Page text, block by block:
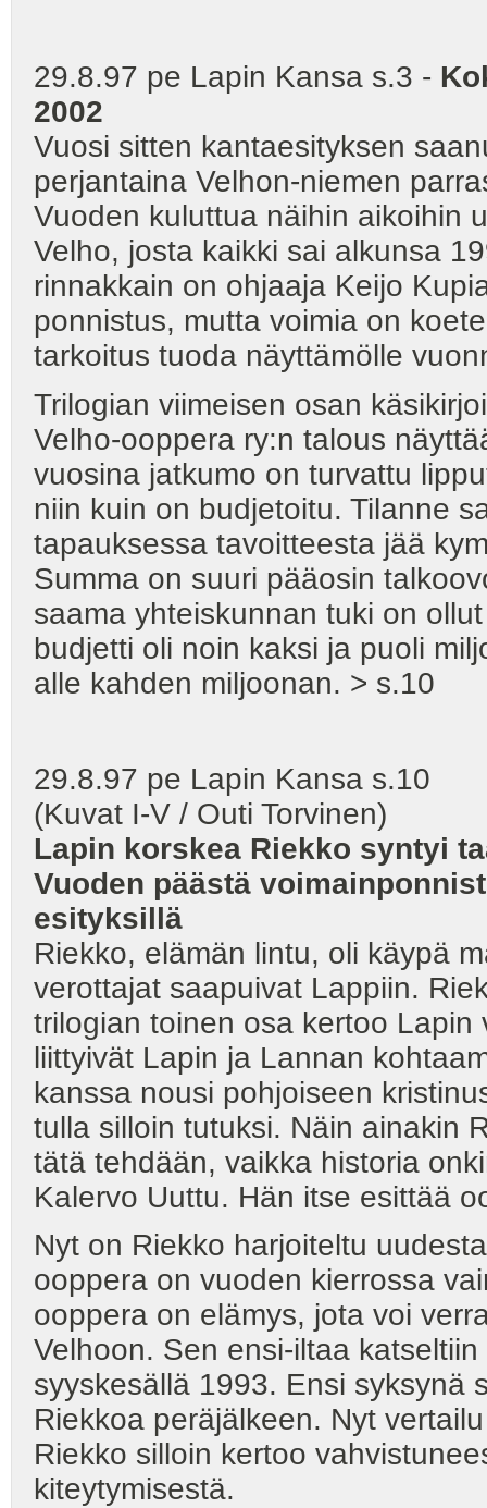
29.8.97 pe Lapin Kansa s.3 -
2002
Vuosi sitten kantaesityksen
perjantaina Velhon-niemen
Vuoden kuluttua näihin aikoihin
Velho, josta kaikki sai alkunsa
rinnakkain on ohjaaja Keijo
ponnistus, mutta voimia on
tarkoitus tuoda näyttämölle
Trilogian viimeisen osan
Velho-ooppera ry:n talous
vuosina jatkumo on turvattu
niin kuin on budjetoitu. Tilanne
tapauksessa tavoitteesta jää
Summa on suuri pääosin
saama yhteiskunnan tuki on
budjetti oli noin kaksi ja puoli
alle kahden miljoonan. > s.10
29.8.97 pe Lapin Kansa s.10
(Kuvat I-V / Outi Torvinen)
Lapin korskea Riekko syntyi
Vuoden päästä
esityksillä
Riekko, elämän lintu, oli käypä
verottajat saapuivat Lappiin.
trilogian toinen osa kertoo
liittyivät Lapin ja Lannan
kanssa nousi pohjoiseen
tulla silloin tutuksi. Näin ainakin
tätä tehdään, vaikka historia
Kalervo Uuttu. Hän itse esittää
Nyt on Riekko harjoiteltu
ooppera on vuoden kierrossa
ooppera on elämys, jota voi
Velhoon. Sen ensi-iltaa
syyskesällä 1993. Ensi syksynä
Riekkoa peräjälkeen. Nyt
Riekko silloin kertoo
kiteytymisestä.